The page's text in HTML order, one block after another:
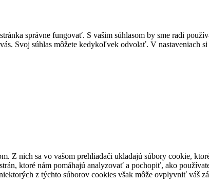
správne fungovať. S vašim súhlasom by sme radi
Svoj súhlas môžete kedykoľvek odvolať. V nastaveniach
Z nich sa vo vašom prehliadači ukladajú súbory cookie,
ktoré nám pomáhajú analyzovať a pochopiť, ako
z týchto súborov cookies však môže ovplyvniť váš